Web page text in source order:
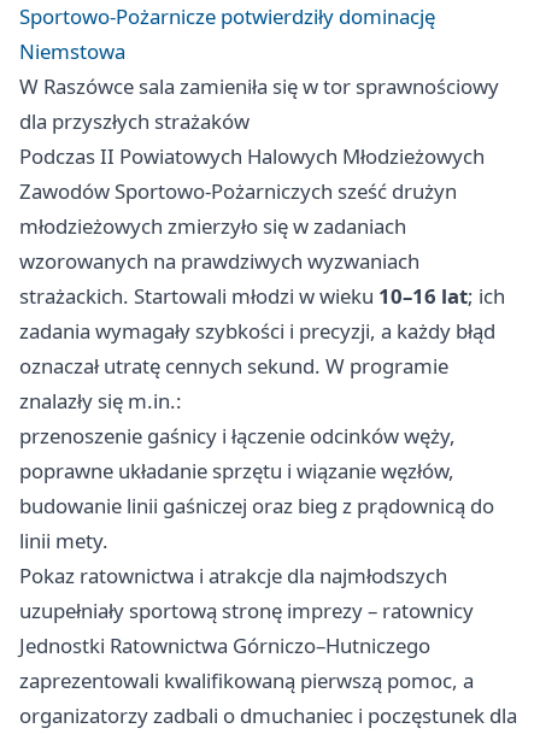
Sportowo‑Pożarnicze potwierdziły dominację
Niemstowa
W Raszówce sala zamieniła się w tor sprawnościowy
dla przyszłych strażaków
Podczas II Powiatowych Halowych Młodzieżowych
Zawodów Sportowo-Pożarniczych sześć drużyn
młodzieżowych zmierzyło się w zadaniach
wzorowanych na prawdziwych wyzwaniach
strażackich. Startowali młodzi w wieku 10–16 lat; ich
zadania wymagały szybkości i precyzji, a każdy błąd
oznaczał utratę cennych sekund. W programie
znalazły się m.in.:
przenoszenie gaśnicy i łączenie odcinków węży,
poprawne układanie sprzętu i wiązanie węzłów,
budowanie linii gaśniczej oraz bieg z prądownicą do
linii mety.
Pokaz ratownictwa i atrakcje dla najmłodszych
uzupełniały sportową stronę imprezy – ratownicy
Jednostki Ratownictwa Górniczo–Hutniczego
zaprezentowali kwalifikowaną pierwszą pomoc, a
organizatorzy zadbali o dmuchaniec i poczęstunek dla